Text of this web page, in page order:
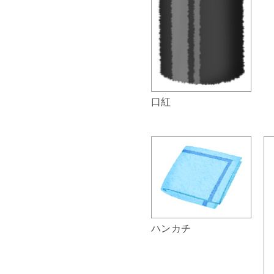
口紅
ハンカチ